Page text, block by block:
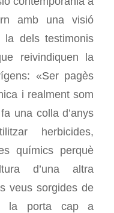
amb una visió
dels testimonis
reivindiquen la
«Ser pagès
i realment som
una colla d’anys
herbicides,
químics perquè
d’una altra
veus sorgides de
la porta cap a